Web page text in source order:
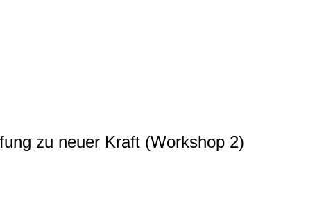
zu neuer Kraft (Workshop 2)